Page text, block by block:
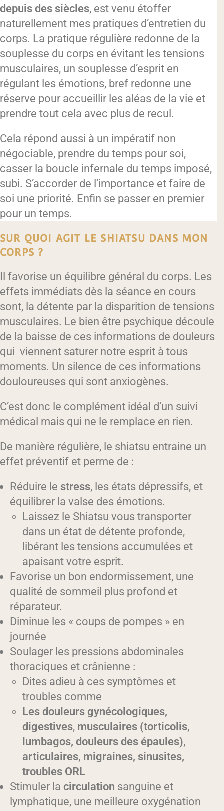
depuis des siècles, est venu étoffer
naturellement mes pratiques d’entretien du
corps. La pratique régulière redonne de la
souplesse du corps en évitant les tensions
musculaires, un souplesse d’esprit en
régulant les émotions, bref redonne une
réserve pour accueillir les aléas de la vie et
prendre tout cela avec plus de recul.
Cela répond aussi à un impératif non
négociable, prendre du temps pour soi,
casser la boucle infernale du temps imposé,
subi. S’accorder de l’importance et faire de
soi une priorité. Enfin se passer en premier
pour un temps.
SUR QUOI AGIT LE SHIATSU DANS MON
CORPS ?
Il favorise un équilibre général du corps. Les
effets immédiats dès la séance en cours
sont, la détente par la disparition de tensions
musculaires. Le bien être psychique découle
de la baisse de ces informations de douleurs
qui viennent saturer notre esprit à tous
moments. Un silence de ces informations
douloureuses qui sont anxiogènes.
C’est donc le complément idéal d’un suivi
médical mais qui ne le remplace en rien.
De manière régulière, le shiatsu entraine un
effet préventif et perme de :
Réduire le stress, les états dépressifs, et
équilibrer la valse des émotions.
Laissez le Shiatsu vous transporter
dans un état de détente profonde,
libérant les tensions accumulées et
apaisant votre esprit.
Favorise un bon endormissement, une
qualité de sommeil plus profond et
réparateur.
Diminue les « coups de pompes » en
journée
Soulager les pressions abdominales
thoraciques et crânienne :
Dites adieu à ces symptômes et
troubles comme
Les douleurs gynécologiques,
digestives, musculaires (torticolis,
lumbagos, douleurs des épaules),
articulaires, migraines, sinusites,
troubles ORL
Stimuler la circulation sanguine et
lymphatique, une meilleure oxygénation